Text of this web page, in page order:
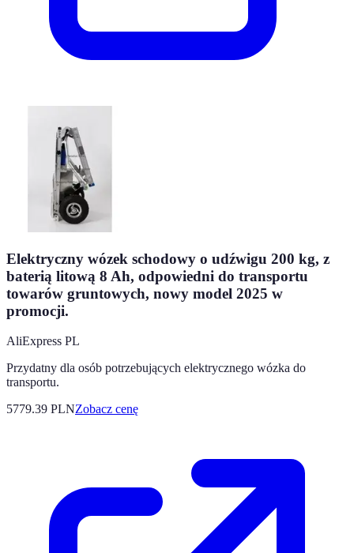
Elektryczny wózek schodowy o udźwigu 200 kg, z
baterią litową 8 Ah, odpowiedni do transportu
towarów gruntowych, nowy model 2025 w
promocji.
AliExpress PL
Przydatny dla osób potrzebujących elektrycznego wózka do
transportu.
5779.39 PLNZobacz cenę